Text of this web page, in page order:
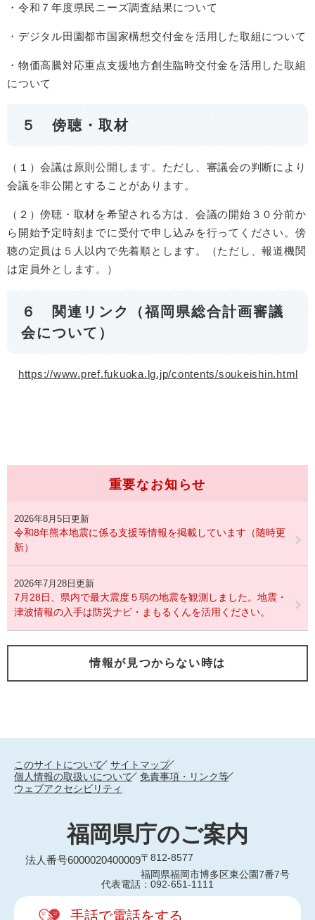
・令和７年度県民ニーズ調査結果について
・デジタル田園都市国家構想交付金を活用した取組について
・物価高騰対応重点支援地方創生臨時交付金を活用した取組
について
５ 傍聴・取材
（１）会議は原則公開します。ただし、審議会の判断により
会議を非公開とすることがあります。
（２）傍聴・取材を希望される方は、会議の開始３０分前か
ら開始予定時刻までに受付で申し込みを行ってください。傍
聴の定員は５人以内で先着順とします。（ただし、報道機関
は定員外とします。）
６ 関連リンク（福岡県総合計画審議
会について）
https://www.pref.fukuoka.lg.jp/contents/soukeishin.html​
重要なお知らせ
2026年8月5日更新
令和8年熊本地震に係る支援等情報を掲載しています（随時更
新）
2026年7月28日更新
7月28日、県内で最大震度５弱の地震を観測しました。地震・
津波情報の入手は防災ナビ・まもるくんを活用ください。
情報が見つからない時は
このサイトについて
サイトマップ
個人情報の取扱いについて
免責事項・リンク等
ウェブアクセシビリティ
福岡県庁のご案内
法人番号6000020400009〒812-8577
福岡県福岡市博多区東公園7番7号
代表電話：092-651-1111
手話で電話をする